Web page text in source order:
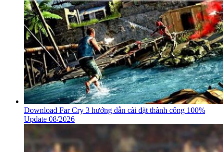
Download Far Cry 3 hướng dẫn cài đặt thành công 100%
Update 08/2026